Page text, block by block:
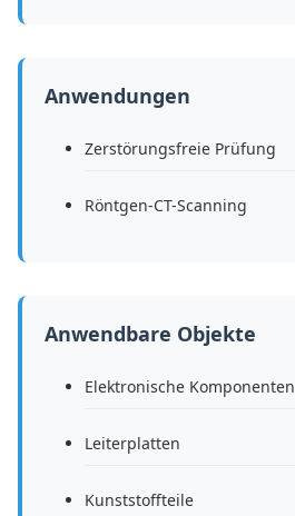
Anwendungen
Zerstörungsfreie Prüfung
Röntgen-CT-Scanning
Anwendbare Objekte
Elektronische Komponenten
Leiterplatten
Kunststoffteile